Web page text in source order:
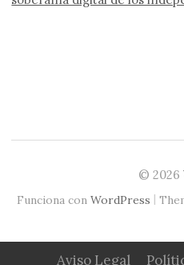
© 2026
Funciona con WordPress |
Aviso Legal